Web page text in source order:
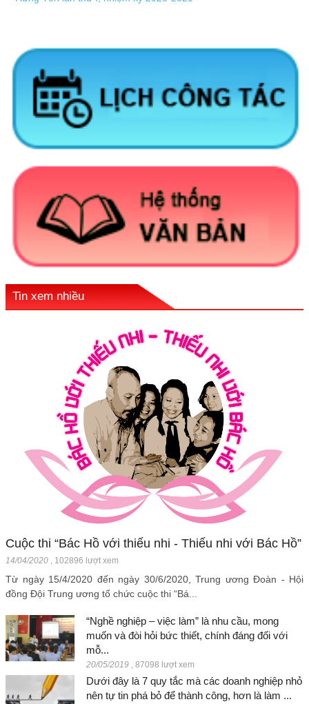
Tin xem nhiều
Cuộc thi “Bác Hồ với thiếu nhi - Thiếu nhi với Bác Hồ”
14/04/2020 , 102896 lượt xem
Từ ngày 15/4/2020 đến ngày 30/6/2020, Trung ương Đoàn - Hội
đồng Đội Trung ương tổ chức cuộc thi “Bá...
“Nghề nghiệp – việc làm” là nhu cầu, mong
muốn và đòi hỏi bức thiết, chính đáng đối với
mỗ...
20/05/2019 , 87098 lượt xem
Dưới đây là 7 quy tắc mà các doanh nghiệp nhỏ
nên tự tin phá bỏ để thành công, hơn là làm ...